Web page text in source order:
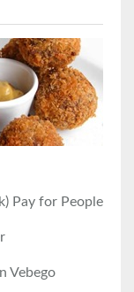
Pay for People
Vebego